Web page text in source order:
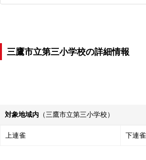
三鷹市立第三小学校の詳細情報
対象地域内 （三鷹市立第三小学校）
上連雀 下連雀